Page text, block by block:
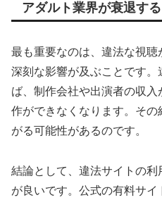
アダルト業界が衰退する
最も重要なのは、違法な視
深刻な影響が及ぶことです
ば、制作会社や出演者の収
作ができなくなります。そ
がる可能性があるのです。
結論として、違法サイトの
が良いです。公式の有料サ